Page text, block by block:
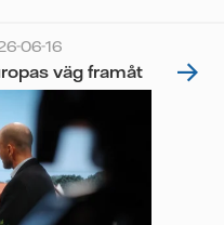
06-16
väg framåt